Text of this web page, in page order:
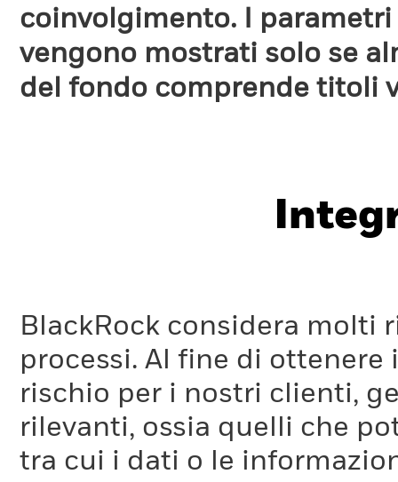
coinvolgimento. I
vengono mostrati solo se
del fondo comprende titoli
BlackRock considera molti
processi. Al fine di
rischio per i nostri clienti,
rilevanti, ossia quelli che
tra cui i dati o le